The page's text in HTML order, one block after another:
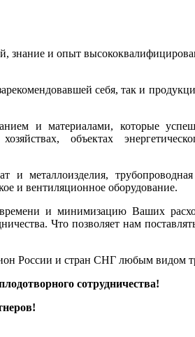
знание и опыт
себя, так и
и материалами, которые
объектах
металлоизделия,
и вентиляционное оборудование.
и минимизацию Ваших
Что позволяет нам
России и стран СНГ любым видом
сотрудничества!